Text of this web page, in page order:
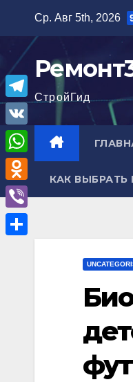
содержимому
Ср. Авг 5th, 2026
СтройГид
КАК ВЫБРАТЬ
T
e
l
e
g
r
V
K
W
h
a
O
d
n
V